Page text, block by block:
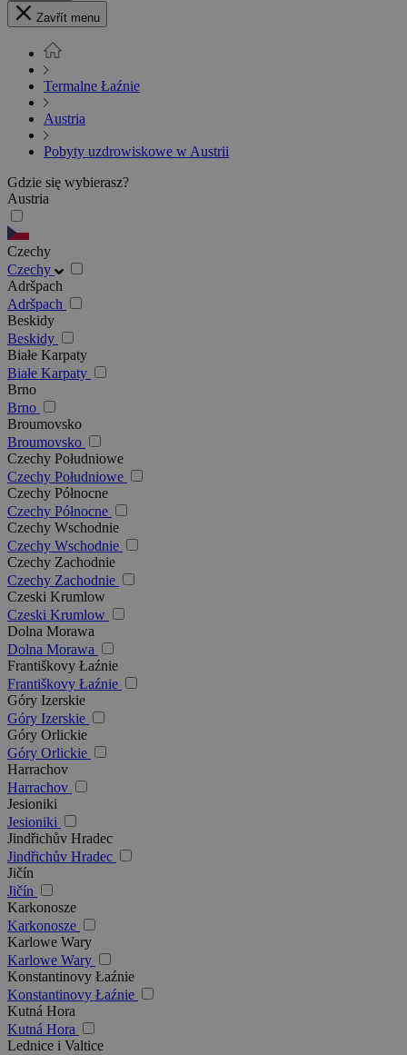
Zavřít menu
Termalne Łaźnie
Austria
Pobyty uzdrowiskowe w Austrii
Gdzie się wybierasz?
Austria
Czechy
Czechy
Adršpach
Adršpach
Beskidy
Beskidy
Białe Karpaty
Białe Karpaty
Brno
Brno
Broumovsko
Broumovsko
Czechy Południowe
Czechy Południowe
Czechy Północne
Czechy Północne
Czechy Wschodnie
Czechy Wschodnie
Czechy Zachodnie
Czechy Zachodnie
Czeski Krumlow
Czeski Krumlow
Dolna Morawa
Dolna Morawa
Františkovy Łaźnie
Františkovy Łaźnie
Góry Izerskie
Góry Izerskie
Góry Orlickie
Góry Orlickie
Harrachov
Harrachov
Jesioniki
Jesioniki
Jindřichův Hradec
Jindřichův Hradec
Jičín
Jičín
Karkonosze
Karkonosze
Karlowe Wary
Karlowe Wary
Konstantinovy Łaźnie
Konstantinovy Łaźnie
Kutná Hora
Kutná Hora
Lednice i Valtice